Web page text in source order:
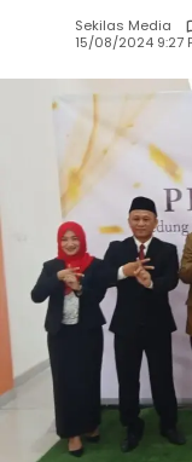
Sekilas Media
15/08/2024 9:27